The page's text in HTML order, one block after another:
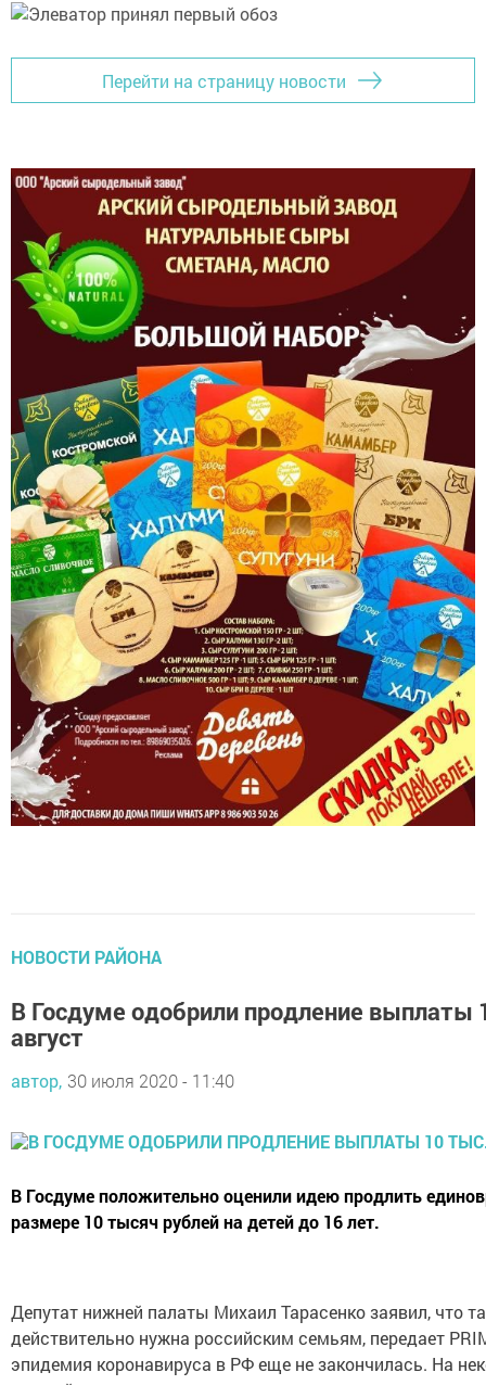
Перейти на страницу новости
НОВОСТИ РАЙОНА
В Госдуме одобрили продление выплаты
август
автор, 30 июля 2020 - 11:40
В Госдуме положительно оценили идею продлить
размере 10 тысяч рублей на детей до 16 лет.
Депутат нижней палаты Михаил Тарасенко заявил, что
действительно нужна российским семьям, передает
эпидемия коронавируса в РФ еще не закончилась. На